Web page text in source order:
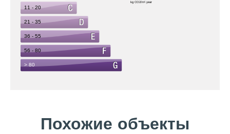
Похожие объекты